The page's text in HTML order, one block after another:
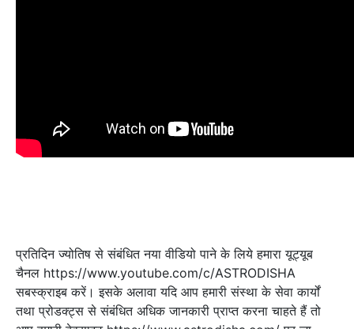
प्रतिदिन ज्योतिष से संबंधित नया वीडियो पाने के लिये हमारा यूट्यूब
चैनल https://www.youtube.com/c/ASTRODISHA
सबस्‍क्राइब करें। इसके अलावा यदि आप हमारी संस्था के सेवा कार्यों
तथा प्रोडक्ट्स से संबंधित अधिक जानकारी प्राप्‍त करना चाहते हैं तो